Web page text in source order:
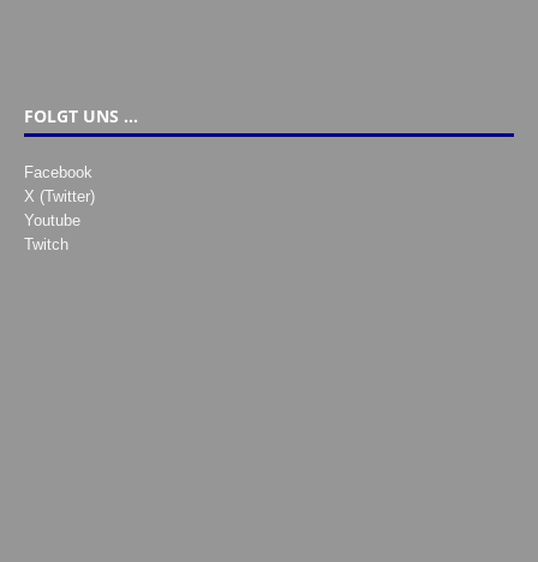
FOLGT UNS …
Facebook
X (Twitter)
Youtube
Twitch